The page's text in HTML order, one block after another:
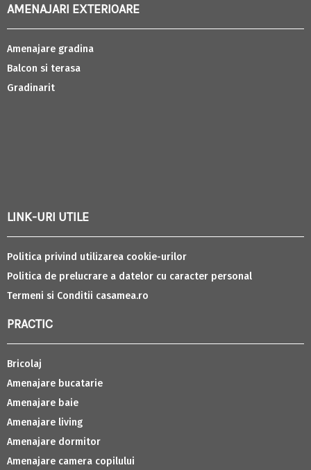
AMENAJARI EXTERIOARE
Amenajare gradina
Balcon si terasa
Gradinarit
LINK-URI UTILE
Politica privind utilizarea cookie-urilor
Politica de prelucrare a datelor cu caracter personal
Termeni si Conditii casamea.ro
PRACTIC
Bricolaj
Amenajare bucatarie
Amenajare baie
Amenajare living
Amenajare dormitor
Amenajare camera copilului